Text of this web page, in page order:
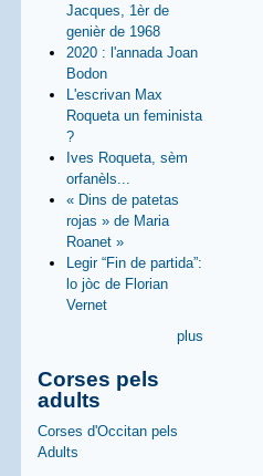
Jacques, 1èr de
genièr de 1968
2020 : l'annada Joan
Bodon
L'escrivan Max
Roqueta un feminista
?
Ives Roqueta, sèm
orfanèls...
« Dins de patetas
rojas » de Maria
Roanet »
Legir “Fin de partida”:
lo jòc de Florian
Vernet
plus
Corses pels
adults
Corses d'Occitan pels
Adults